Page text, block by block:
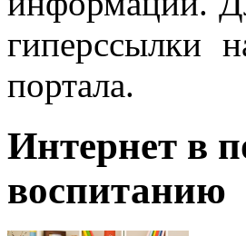
гиперссылки
портала.
Интернет в
воспитанию